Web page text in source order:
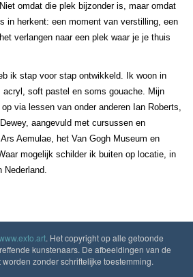
omdat die plek bijzonder is, maar omdat
in herkent: een moment van verstilling, een
verlangen naar een plek waar je je thuis
ik stap voor stap ontwikkeld. Ik woon in
acryl, soft pastel en soms gouache. Mijn
via lessen van onder anderen Ian Roberts,
aangevuld met cursussen en
Aemulae, het Van Gogh Museum en
mogelijk schilder ik buiten op locatie, in
Nederland.
. Het copyright op alle getoonde
kunstenaars. De afbeeldingen van de
zonder schriftelijke toestemming.